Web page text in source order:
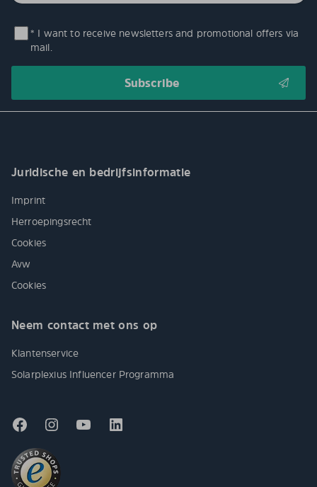
* I want to receive newsletters and promotional offers via
mail.
Juridische en bedrijfsinformatie
Imprint
Herroepingsrecht
Cookies
Avw
Cookies
Neem contact met ons op
Klantenservice
Solarplexius Influencer Programma